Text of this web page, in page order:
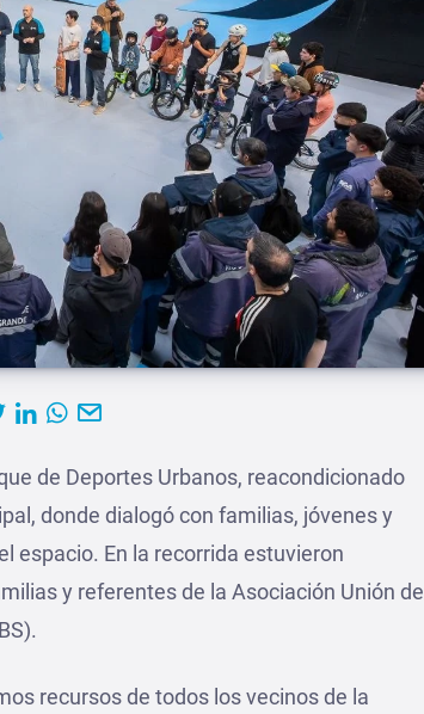
de Deportes Urbanos, reacondicionado
donde dialogó con familias, jóvenes y
espacio. En la recorrida estuvieron
y referentes de la Asociación Unión de
recursos de todos los vecinos de la